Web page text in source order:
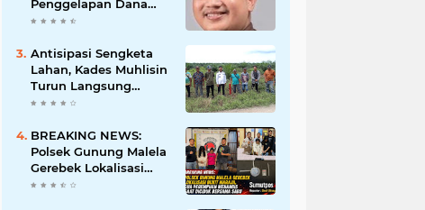
Penggelapan Dana
Pensiunan Guru dan
Pastikan Proses
Hukum Berjalan
Antisipasi Sengketa
Lahan, Kades Muhlisin
Turun Langsung
Tinjau Batas Wilayah
Diserobot PT Jatim
Jaya Perkasa
BREAKING NEWS:
Polsek Gunung Malela
Gerebek Lokalisasi
Bukit Maraja, Dua